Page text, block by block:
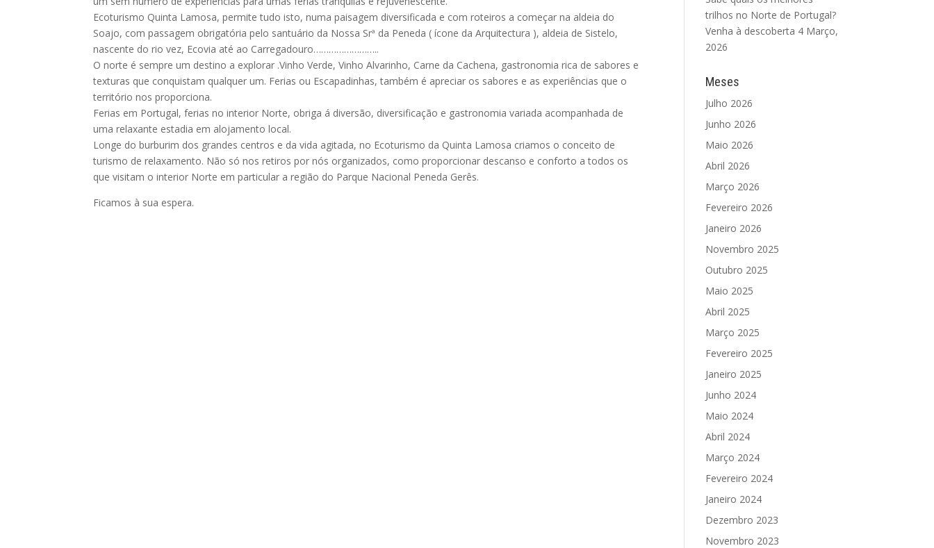
Ecoturismo Quinta Lamosa, permite tudo isto, numa paisagem diversificada e com roteiros a começar na aldeia do
Soajo, com passagem obrigatória pelo santuário da Nossa Srª da Peneda ( ícone da Arquitectura ), aldeia de Sistelo,
nascente do rio vez, Ecovia até ao Carregadouro……………………..
O norte é sempre um destino a explorar .Vinho Verde, Vinho Alvarinho, Carne da Cachena, gastronomia rica de sabores e
texturas que conquistam qualquer um. Ferias ou Escapadinhas, também é apreciar os sabores e as experiências que o
território nos proporciona.
Ferias em Portugal, ferias no interior Norte, obriga á diversão, diversificação e gastronomia variada acompanhada de
uma relaxante estadia em alojamento local.
Longe do burburim dos grandes centros e da vida agitada, no Ecoturismo da Quinta Lamosa criamos o conceito de
turismo de relaxamento. Não só nos retiros por nós organizados, como proporcionar descanso e conforto a todos os
que visitam o interior Norte em particular a região do Parque Nacional Peneda Gerês.
Ficamos à sua espera.
trilhos no Norte de Portugal?
Venha à descoberta 4 Março,
2026
Meses
Julho 2026
Junho 2026
Maio 2026
Abril 2026
Março 2026
Fevereiro 2026
Janeiro 2026
Novembro 2025
Outubro 2025
Maio 2025
Abril 2025
Março 2025
Fevereiro 2025
Janeiro 2025
Junho 2024
Maio 2024
Abril 2024
Março 2024
Fevereiro 2024
Janeiro 2024
Dezembro 2023
Novembro 2023